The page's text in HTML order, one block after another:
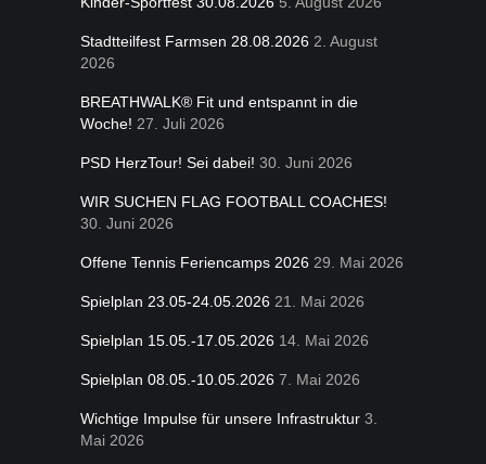
Stadtteilfest Farmsen 28.08.2026 2. August
2026
BREATHWALK® Fit und entspannt in die
Woche! 27. Juli 2026
PSD HerzTour! Sei dabei! 30. Juni 2026
WIR SUCHEN FLAG FOOTBALL COACHES!
30. Juni 2026
Offene Tennis Feriencamps 2026 29. Mai 2026
Spielplan 23.05-24.05.2026 21. Mai 2026
Spielplan 15.05.-17.05.2026 14. Mai 2026
Spielplan 08.05.-10.05.2026 7. Mai 2026
Wichtige Impulse für unsere Infrastruktur 3.
Mai 2026